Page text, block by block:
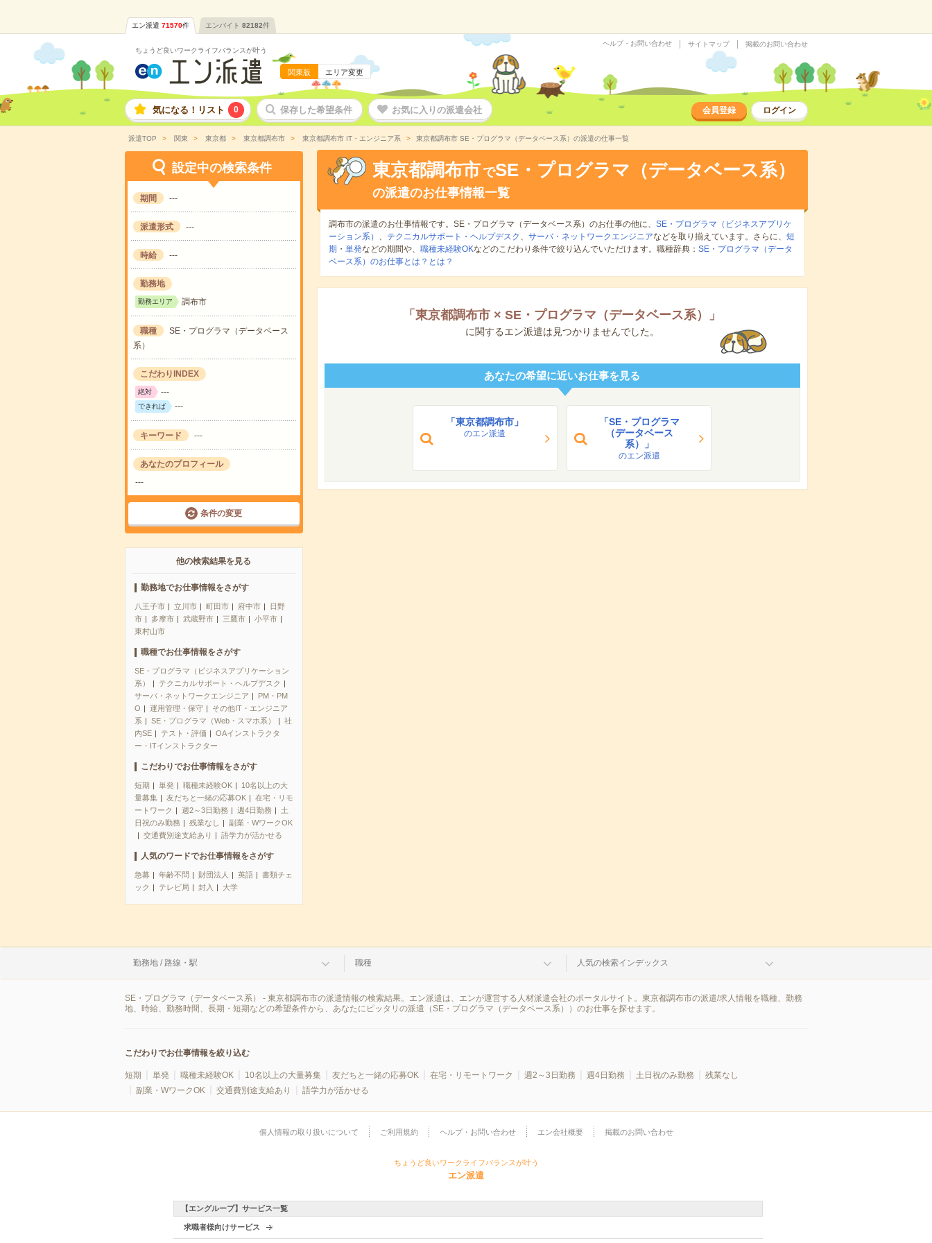
エン派遣 71570件 エンバイト 82182件
ちょうど良いワークライフバランスが叶う
関東版 エリア変更
ヘルプ・お問い合わせ サイトマップ 掲載のお問い合わせ
気になる！リスト 0 保存した希望条件 お気に入りの派遣会社 会員登録 ログイン
派遣TOP 関東 東京都 東京都調布市 東京都調布市 IT・エンジニア系 東京都調布市 SE・プログラマ（データベース系）の派遣の仕事一覧
設定中の検索条件
期間 ---
派遣形式 ---
時給 ---
勤務地
勤務エリア 調布市
職種
SE・プログラマ（データベース
系）
こだわりINDEX
絶対 ---
できれば ---
キーワード ---
あなたのプロフィール
---
条件の変更
他の検索結果を見る
勤務地でお仕事情報をさがす
八王子市 立川市 町田市 府中市
日野
市
多摩市 武蔵野市 三鷹市
小平市
東村山市
職種でお仕事情報をさがす
SE・プログラマ（ビジネスアプリケーション
系）
テクニカルサポート・ヘルプデスク
サーバ・ネットワークエンジニア
PM・PM
O
運用管理・保守
その他IT・エンジニア
系
SE・プログラマ（Web・スマホ系）
社
内SE
テスト・評価
OAインストラクタ
ー・ITインストラクター
こだわりでお仕事情報をさがす
短期 単発 職種未経験OK
10名以上の大
量募集
友だちと一緒の応募OK
在宅・リモ
ートワーク
週2～3日勤務 週4日勤務
土
日祝のみ勤務
残業なし
副業・WワークOK
交通費別途支給あり
語学力が活かせる
人気のワードでお仕事情報をさがす
急募 年齢不問 財団法人 英語
書類チェ
ック
テレビ局 封入 大学
東京都調布市 でSE・プログラマ（データベース系）
の派遣のお仕事情報一覧
調布市の派遣のお仕事情報です。SE・プログラマ（データベース系）のお仕事の他に、 SE・プログラマ（ビジネスアプリケ
ーション系） 、 テクニカルサポート・ヘルプデスク 、 サーバ・ネットワークエンジニアなどを取り揃えています。さらに、 短
期 ・ 単発などの期間や、 職種未経験OKなどのこだわり条件で絞り込んでいただけます。職種辞典： SE・プログラマ（データ
ベース系）のお仕事とは？とは？
「 東京都調布市 × SE・プログラマ（データベース系） 」
に関するエン派遣は見つかりませんでした。
あなたの希望に近いお仕事を見る
「東京都調布市」
のエン派遣
「SE・プログラマ
（データベース
系）」
のエン派遣
勤務地 / 路線・駅 職種 人気の検索インデックス
SE・プログラマ（データベース系） - 東京都調布市の派遣情報の検索結果。エン派遣は、エンが運営する人材派遣会社のポータルサイト。東京都調布市の派遣/求人情報を職種、勤務
地、時給、勤務時間、長期・短期などの希望条件から、あなたにピッタリの派遣（SE・プログラマ（データベース系））のお仕事を探せます。
こだわりでお仕事情報を絞り込む
短期 単発 職種未経験OK 10名以上の大量募集 友だちと一緒の応募OK 在宅・リモートワーク 週2～3日勤務 週4日勤務 土日祝のみ勤務
残業なし
副業・WワークOK
交通費別途支給あり 語学力が活かせる
個人情報の取り扱いについて ご利用規約 ヘルプ・お問い合わせ エン会社概要 掲載のお問い合わせ
ちょうど良いワークライフバランスが叶う
エン派遣
【エングループ】サービス一覧
求職者様向けサービス